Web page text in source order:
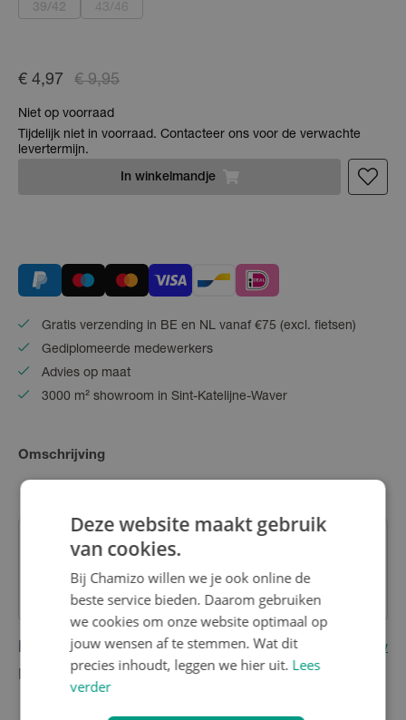
39/42 43/46
€ 9,95
€ 4,97
Niet op voorraad
Tijdelijk niet in voorraad. Contacteer ons voor de verwachte
levertermijn.
In winkelmandje
Gratis verzending in BE en NL vanaf €75 (excl. fietsen)
Gediplomeerde medewerkers
Advies op maat
3000 m² showroom in Sint-Katelijne-Waver
Omschrijving
Contacteer onze klantenservice
Reviews(0) Schrijf eerste review
Nog geen reviews
Deze website maakt gebruik
van cookies.
Bij Chamizo willen we je ook online de
beste service bieden. Daarom gebruiken
we cookies om onze website optimaal op
jouw wensen af te stemmen. Wat dit
precies inhoudt, leggen we hier uit. Lees
verder